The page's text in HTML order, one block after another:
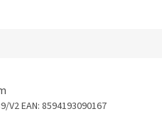
V2EAN: 8594193090167